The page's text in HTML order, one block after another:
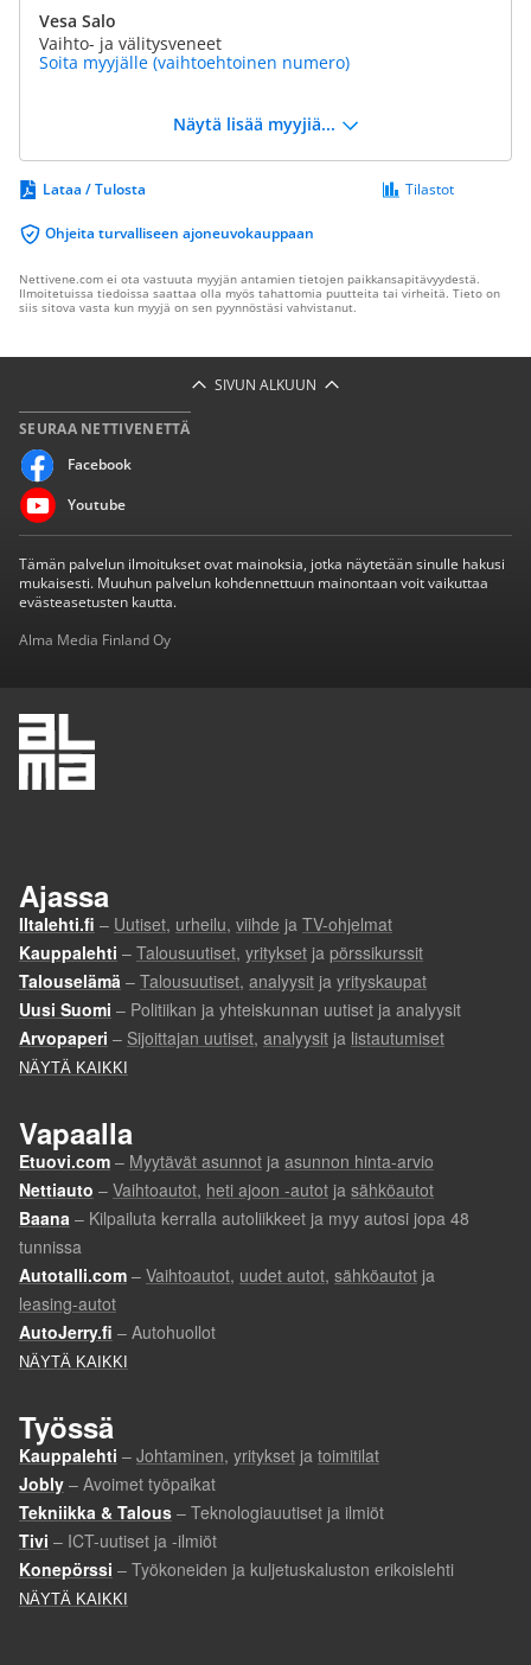
Vesa Salo
Vaihto- ja välitysveneet
Soita myyjälle (vaihtoehtoinen numero)
Näytä lisää myyjiä...
Lataa / Tulosta
Ohjeita turvalliseen ajoneuvokauppaan
Tilastot
Nettivene.com ei ota vastuuta myyjän antamien tietojen paikkansapitävyydestä.
Ilmoitetuissa tiedoissa saattaa olla myös tahattomia puutteita tai virheitä. Tieto on
siis sitova vasta kun myyjä on sen pyynnöstäsi vahvistanut.
SIVUN ALKUUN
SEURAA NETTIVENETTÄ
Facebook
Youtube
Tämän palvelun ilmoitukset ovat mainoksia, jotka näytetään sinulle hakusi
mukaisesti. Muuhun palvelun kohdennettuun mainontaan voit vaikuttaa
evästeasetusten kautta.
Alma Media Finland Oy